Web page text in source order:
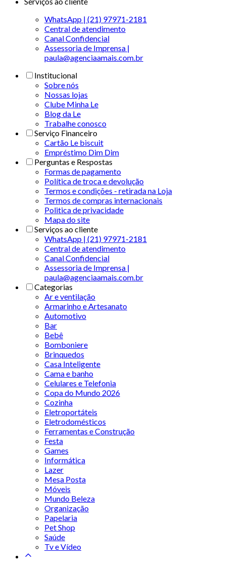
WhatsApp | (21) 97971-2181
Central de atendimento
Canal Confidencial
Assessoria de Imprensa |
paula@agenciaamais.com.br
Institucional
Sobre nós
Nossas lojas
Clube Minha Le
Blog da Le
Trabalhe conosco
Serviço Financeiro
Cartão Le biscuit
Empréstimo Dim Dim
Perguntas e Respostas
Formas de pagamento
Política de troca e devolução
Termos e condições - retirada na Loja
Termos de compras internacionais
Politica de privacidade
Mapa do site
Serviços ao cliente
WhatsApp | (21) 97971-2181
Central de atendimento
Canal Confidencial
Assessoria de Imprensa |
paula@agenciaamais.com.br
Categorias
Ar e ventilação
Armarinho e Artesanato
Automotivo
Bar
Bebê
Bomboniere
Brinquedos
Casa Inteligente
Cama e banho
Celulares e Telefonia
Copa do Mundo 2026
Cozinha
Eletroportáteis
Eletrodomésticos
Ferramentas e Construção
Festa
Games
Informática
Lazer
Mesa Posta
Móveis
Mundo Beleza
Organização
Papelaria
Pet Shop
Saúde
Tv e Vídeo